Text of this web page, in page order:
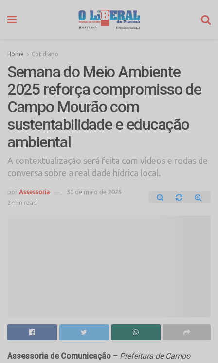
Home Cotidiano
Semana do Meio Ambiente
2025 reforça compromisso de
Campo Mourão com
sustentabilidade e educação
ambiental
A contextualização será feita com vídeos e rodas de
conversa sobre a realidade hídrica local.
por Assessoria
30 de maio de 2025
2 min read
Assessoria de Comunicação – Prefeitura de Campo